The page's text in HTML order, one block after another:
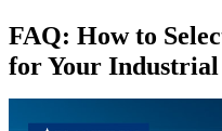
FAQ: How to
for Your